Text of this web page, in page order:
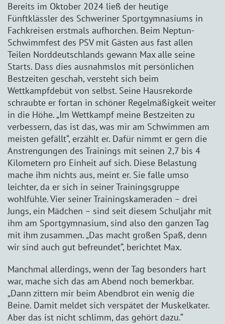
Bereits im Oktober 2024 ließ der heutige
Fünftklässler des Schweriner Sportgymnasiums in
Fachkreisen erstmals aufhorchen. Beim Neptun-
Schwimmfest des PSV mit Gästen aus fast allen
Teilen Norddeutschlands gewann Max alle seine
Starts. Dass dies ausnahmslos mit persönlichen
Bestzeiten geschah, versteht sich beim
Wettkampfdebüt von selbst. Seine Hausrekorde
schraubte er fortan in schöner Regelmäßigkeit weiter
in die Höhe. „Im Wettkampf meine Bestzeiten zu
verbessern, das ist das, was mir am Schwimmen am
meisten gefällt“, erzählt er. Dafür nimmt er gern die
Anstrengungen des Trainings mit seinen 2,7 bis 4
Kilometern pro Einheit auf sich. Diese Belastung
mache ihm nichts aus, meint er. Sie falle umso
leichter, da er sich in seiner Trainingsgruppe
wohlfühle. Vier seiner Trainingskameraden – drei
Jungs, ein Mädchen – sind seit diesem Schuljahr mit
ihm am Sportgymnasium, sind also den ganzen Tag
mit ihm zusammen. „Das macht großen Spaß, denn
wir sind auch gut befreundet“, berichtet Max.
Manchmal allerdings, wenn der Tag besonders hart
war, mache sich das am Abend noch bemerkbar.
„Dann zittern mir beim Abendbrot ein wenig die
Beine. Damit meldet sich verspätet der Muskelkater.
Aber das ist nicht schlimm, das gehört dazu.“